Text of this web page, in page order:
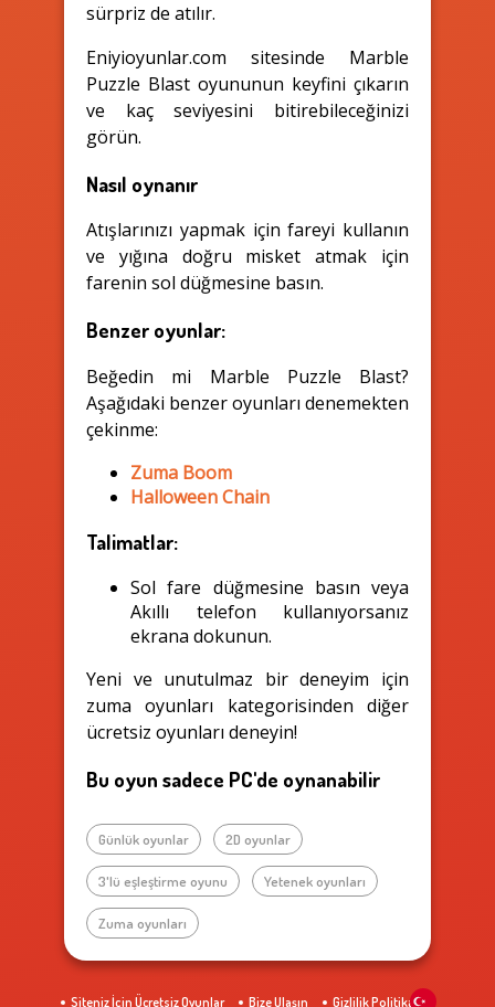
sürpriz de atılır.
Eniyioyunlar.com sitesinde Marble
Puzzle Blast oyununun keyfini çıkarın
ve kaç seviyesini bitirebileceğinizi
görün.
Nasıl oynanır
Atışlarınızı yapmak için fareyi kullanın
ve yığına doğru misket atmak için
farenin sol düğmesine basın.
Benzer oyunlar:
Beğedin mi Marble Puzzle Blast?
Aşağıdaki benzer oyunları denemekten
çekinme:
Zuma Boom
Halloween Chain
Talimatlar:
Sol fare düğmesine basın veya
Akıllı telefon kullanıyorsanız
ekrana dokunun.
Yeni ve unutulmaz bir deneyim için
zuma oyunları kategorisinden diğer
ücretsiz oyunları deneyin!
Bu oyun sadece PC'de oynanabilir
Günlük oyunlar 2D oyunlar
3'lü eşleştirme oyunu Yetenek oyunları
Zuma oyunları
Siteniz İçin Ücretsiz Oyunlar Bize Ulaşın Gizlilik Politikası